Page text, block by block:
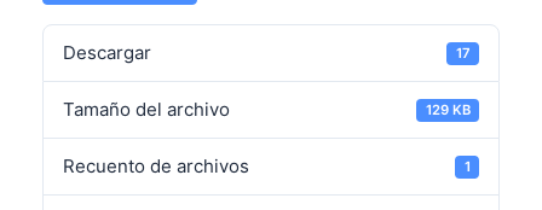
Descargar 17
Tamaño del archivo 129 KB
Recuento de archivos 1